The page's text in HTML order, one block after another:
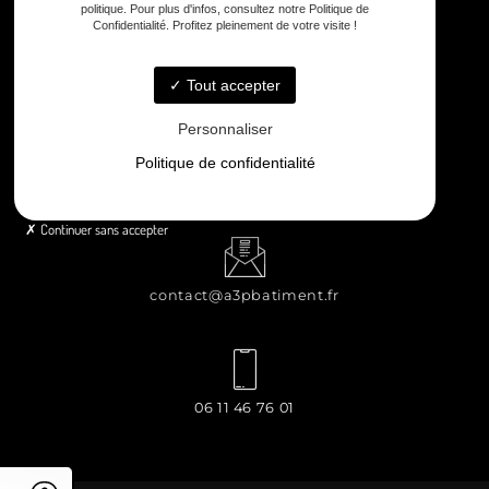
8 rue Principale Le Chiron, 17510 Néré
contact@a3pbatiment.fr
06 11 46 76 01
politique. Pour plus d'infos, consultez notre Politique de
Confidentialité. Profitez pleinement de votre visite !
Tout accepter
Personnaliser
Politique de confidentialité
Continuer sans accepter